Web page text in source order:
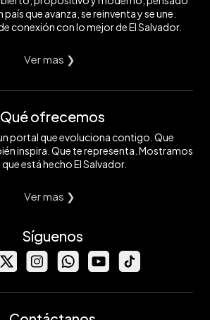
país que avanza, se reinventa y se une.
conexión con lo mejor de El Salvador.
Ver mas ❯
Qué ofrecemos
portal que evoluciona contigo. Que
inspira. Que te representa. Mostramos
está hecho El Salvador.
Ver mas ❯
Síguenos